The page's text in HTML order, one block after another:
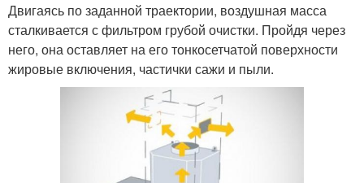
Двигаясь по заданной траектории, воздушная масса
сталкивается с фильтром грубой очистки. Пройдя через
него, она оставляет на его тонкосетчатой поверхности
жировые включения, частички сажи и пыли.